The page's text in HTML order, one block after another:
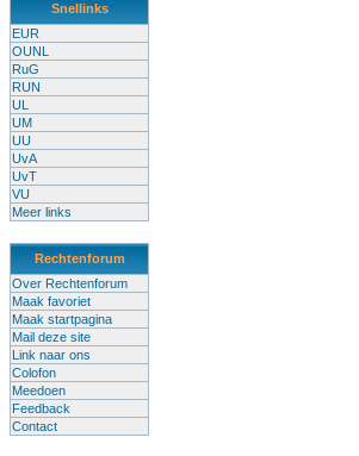
Snellinks
EUR
OUNL
RuG
RUN
UL
UM
UU
UvA
UvT
VU
Meer links
Rechtenforum
Over Rechtenforum
Maak favoriet
Maak startpagina
Mail deze site
Link naar ons
Colofon
Meedoen
Feedback
Contact